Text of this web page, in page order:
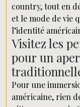
country, tout en
et le mode de vie
l’identité
Visitez les
pour un
Pour une
américaine, rien